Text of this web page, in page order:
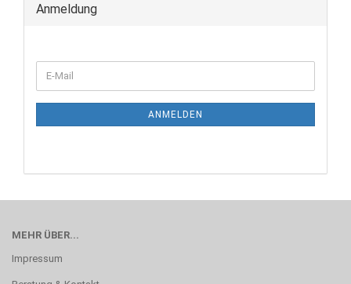
Anmeldung
ZUR
NEWSLETTER-
E-
Mail
ANMELDEN
MEHR ÜBER...
Impressum